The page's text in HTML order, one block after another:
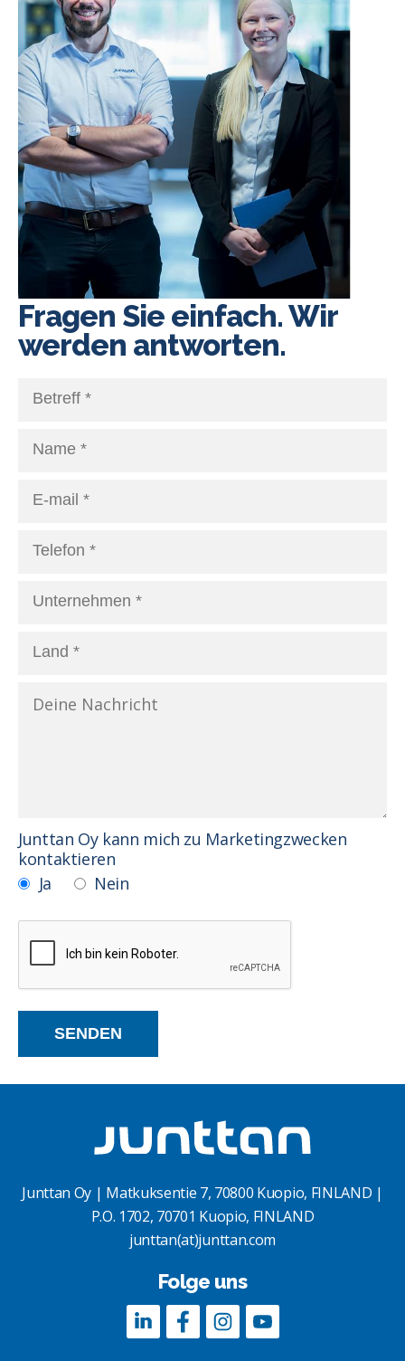
Fragen Sie einfach. Wir
werden antworten.
Junttan Oy kann mich zu Marketingzwecken
kontaktieren
Ja
Nein
Junttan Oy | Matkuksentie 7, 70800 Kuopio, FINLAND |
P.O. 1702, 70701 Kuopio, FINLAND
junttan(at)junttan.com
Folge uns